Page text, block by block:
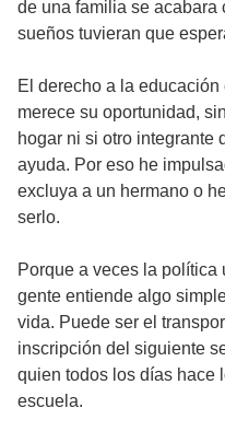
de una familia se acabara
sueños tuvieran que
El derecho a la
merece su oportunidad,
hogar ni si otro integrante
ayuda. Por eso he
excluya a un hermano o
serlo.
Porque a veces la política
gente entiende algo
vida. Puede ser el
inscripción del siguiente
quien todos los días hace
escuela.